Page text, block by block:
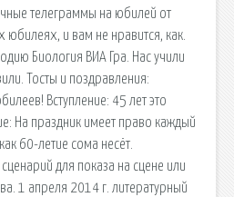
телеграммы на юбилей от
юбилеях, и вам не нравится, как.
Биология ВИА Гра. Нас учили
Тосты и поздравления:
Вступление: 45 лет это
На праздник имеет право каждый
60-летие сома несёт.
для показа на сцене или
1 апреля 2014 г. литературный